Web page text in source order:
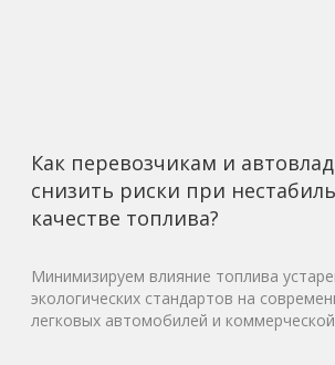
Как перевозчикам и
снизить риски при
качестве топлива?
Минимизируем влияние топлива
экологических стандартов на
легковых автомобилей и коммерческой